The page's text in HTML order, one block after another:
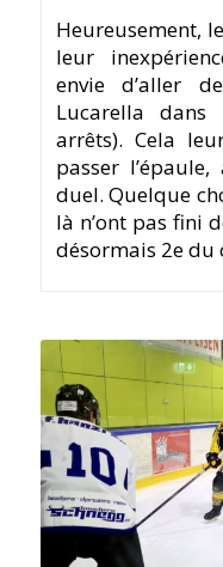
Heureusement,
leur
envie d’aller
Lucarella dans
arrêts). Cela
passer
duel. Quelque
là n’ont pas fini
désormais 2e du